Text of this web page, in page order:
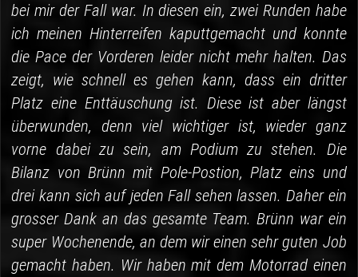
bei mir der Fall war. In diesen ein, zwei Runden habe
ich meinen Hinterreifen kaputtgemacht und konnte
die Pace der Vorderen leider nicht mehr halten. Das
zeigt, wie schnell es gehen kann, dass ein dritter
Platz eine Enttäuschung ist. Diese ist aber längst
überwunden, denn viel wichtiger ist, wieder ganz
vorne dabei zu sein, am Podium zu stehen. Die
Bilanz von Brünn mit Pole-Postion, Platz eins und
drei kann sich auf jeden Fall sehen lassen. Daher ein
grosser Dank an das gesamte Team. Brünn war ein
super Wochenende, an dem wir einen sehr guten Job
gemacht haben. Wir haben mit dem Motorrad einen